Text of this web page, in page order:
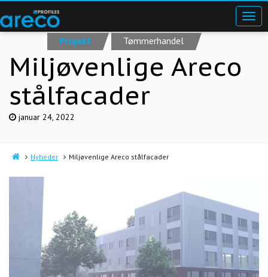
Projekt Tømmerhandel
Miljøvenlige Areco
stålfacader
januar 24, 2022
Nyheder Miljøvenlige Areco stålfacader